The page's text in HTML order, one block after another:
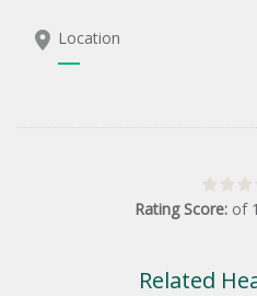
Location
Rating Score: of
Related